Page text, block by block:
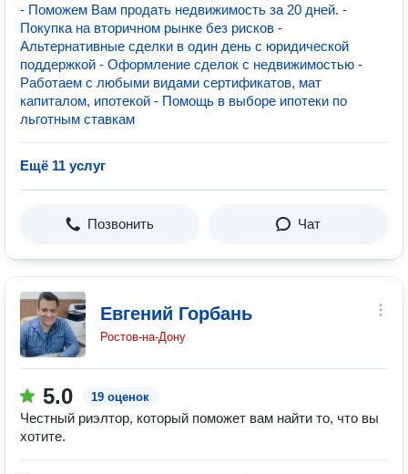
- Поможем Вам продать недвижимость за 20 дней. -
Покупка на вторичном рынке без рисков -
Альтернативные сделки в один день с юридической
поддержкой - Оформление сделок с недвижимостью -
Работаем с любыми видами сертификатов, мат
капиталом, ипотекой - Помощь в выборе ипотеки по
льготным ставкам
Ещё 11 услуг
Позвонить Чат
Евгений Горбань
Ростов-на-Дону
5.0 19 оценок
Честный риэлтор, который поможет вам найти то, что вы
хотите.